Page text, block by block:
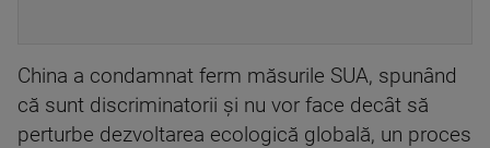
China a condamnat ferm măsurile SUA, spunând
că sunt discriminatorii și nu vor face decât să
perturbe dezvoltarea ecologică globală, un proces